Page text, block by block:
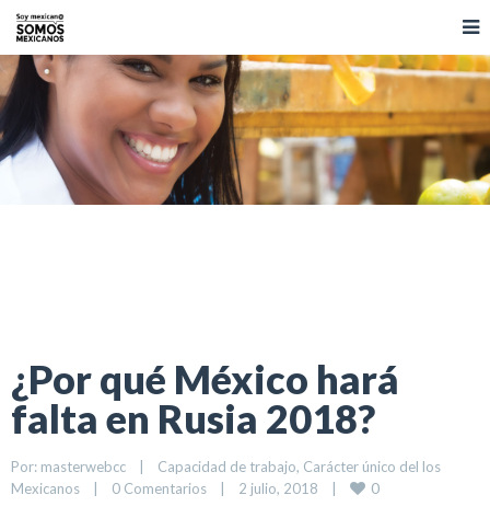
¿Por qué México hará
falta en Rusia 2018?
Por: masterwebcc Capacidad de trabajo, Carácter único del los
Mexicanos
0 Comentarios 2 julio, 2018 0